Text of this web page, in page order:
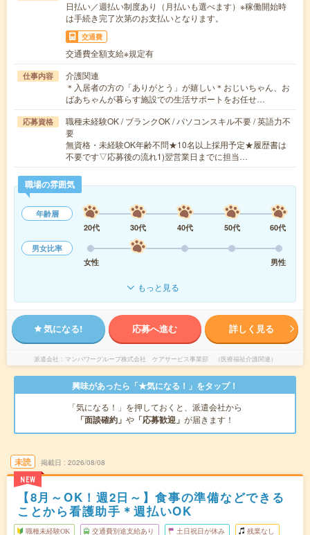
日払い／週払い制度あり（月払いも選べます）※稼働開始時
は手続き完了次第のお支払いとなります。
交通費
交通費全額支給※規定有
仕事内容
介護関連
＊入居者の方の「ありがとう」が嬉しい＊おじいちゃん、お
ばあちゃんが暮らす施設での生活サポートをお任せ…
応募資格
職種未経験OK / ブランクOK / パソコンスキル不要 / 英語力不
要
無資格・未経験OK年齢不問★10名以上採用予定★履歴書は
不要です▽応募後の流れ1)翌営業日までに担当…
職場の雰囲気
年齢層
20代
30代 40代 50代
60代
男女比率
女性
男性
もっと見る
気になる! 応募へ進む 詳しく見る
派遣会社 マンパワーグループ株式会社 ケアサービス事業部 （医療福祉介護関連）
興味があったら「★気になる！」をタップ！
「気になる！」を押しておくと、派遣会社から
「面談確約」 や 「応募歓迎」 が届きます！
未読
NEW
掲載日 2026/08/08
【8月～OK！週2日～】食事の準備などできる
ことから看護助手＊週払いOK
職種未経験OK 交通費別途支給あり 土日祝日が休み 残業なし